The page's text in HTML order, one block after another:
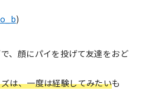
)
、顔にパイを投げて友達をおど
は、一度は経験してみたいも